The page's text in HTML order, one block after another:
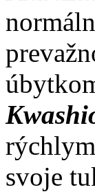
svoje